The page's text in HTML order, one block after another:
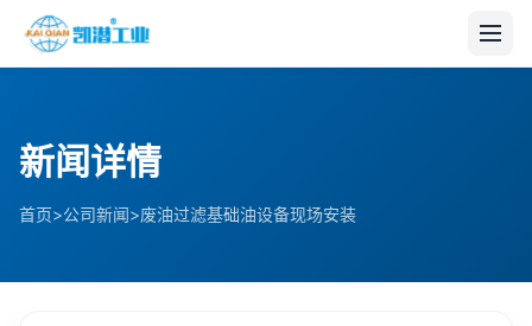
新闻详情
首页>公司新闻>废油过滤基础油设备现场安装